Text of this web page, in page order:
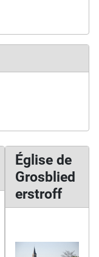
Église de
Grosblied
erstroff